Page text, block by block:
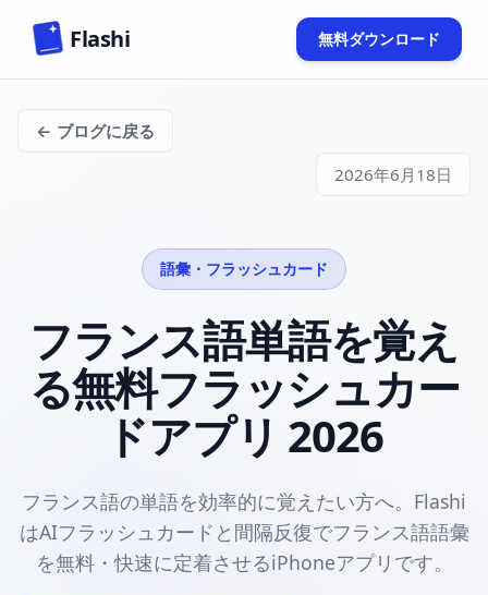
Flashi 無料ダウンロード
(opens in
← ブログに戻る
2026年6月18日
語彙・フラッシュカード
フランス語単語を覚え
る無料フラッシュカー
ドアプリ 2026
フランス語の単語を効率的に覚えたい方へ。Flashi
はAIフラッシュカードと間隔反復でフランス語語彙
を無料・快速に定着させるiPhoneアプリです。